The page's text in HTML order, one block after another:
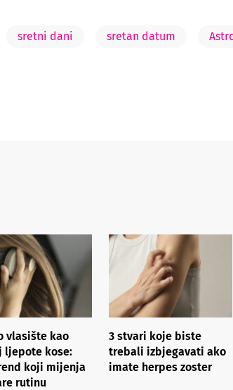
sretni dani sretan datum
vlasište kao
ljepote kose:
koji mijenja
rutinu
3 stvari koje biste
trebali izbjegavati ako
imate herpes zoster